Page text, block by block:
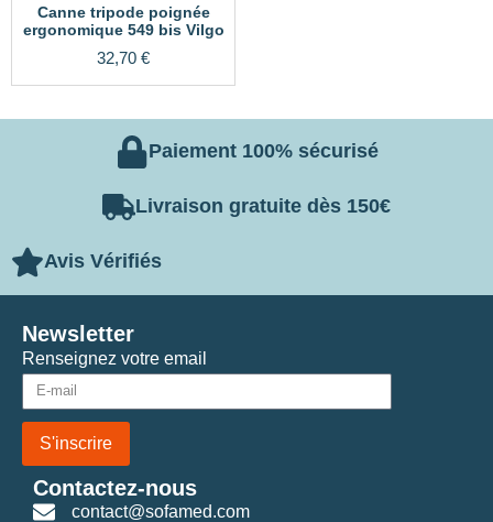
Canne tripode poignée
ergonomique 549 bis Vilgo
32,70 €
Paiement 100% sécurisé
Livraison gratuite dès 150€
Avis Vérifiés
Renseignez votre email
S'inscrire
Newsletter
Contactez-nous
contact@sofamed.com